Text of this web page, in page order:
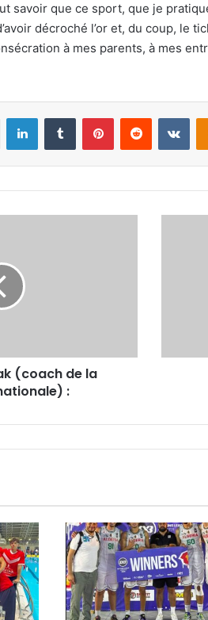
savoir que ce sport, que je
décroché l’or et, du coup, le
à mes parents, à mes
LinkedinTumblr PinterestReddit
(coach de la
: